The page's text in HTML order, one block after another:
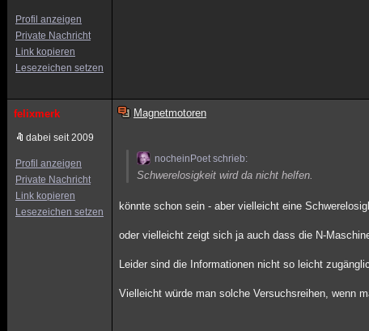
Profil anzeigen
Private Nachricht
Link kopieren
Lesezeichen setzen
felixmerk
dabei seit 2009
Profil anzeigen
Private Nachricht
Link kopieren
Lesezeichen setzen
Magnetmotoren
nocheinPoet schrieb:
Schwerelosigkeit wird da nicht helfen.
könnte schon sein - aber vielleicht eine
oder vielleicht zeigt sich ja auch dass die N-
Leider sind die Informationen nicht so leicht
Vielleicht würde man solche Versuchsreihen, wenn